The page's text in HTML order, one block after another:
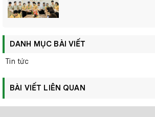
DANH MỤC BÀI VIẾT
Tin tức
BÀI VIẾT LIÊN QUAN